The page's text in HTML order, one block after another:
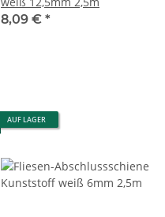
8,09 € *
AUF LAGER